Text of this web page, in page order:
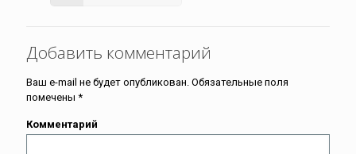
Добавить комментарий
Ваш e-mail не будет опубликован. Обязательные поля
помечены *
Комментарий